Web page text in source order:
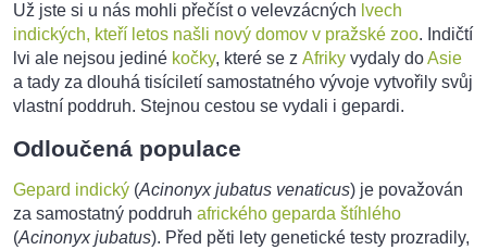
Už jste si u nás mohli přečíst o velevzácných lvech
indických, kteří letos našli nový domov v pražské zoo. Indičtí
lvi ale nejsou jediné kočky, které se z Afriky vydaly doAsie
a tady za dlouhá tisíciletí samostatného vývoje vytvořily svůj
vlastní poddruh. Stejnou cestou se vydali i gepardi.
Odloučená populace
Gepard indický (Acinonyx jubatus venaticus) je považován
za samostatný poddruh afrického geparda štíhlého
(Acinonyx jubatus). Před pěti lety genetické testy prozradily,